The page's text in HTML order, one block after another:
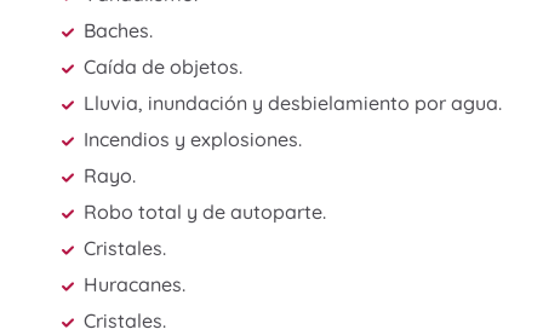
Baches.
Caída de objetos.
Lluvia, inundación y desbielamiento por agua.
Incendios y explosiones.
Rayo.
Robo total y de autoparte.
Cristales.
Huracanes.
Cristales.